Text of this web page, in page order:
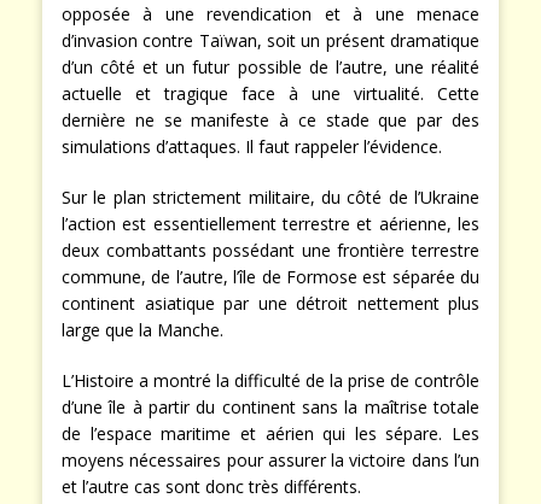
opposée à une revendication et à une menace
d’invasion contre Taïwan, soit un présent dramatique
d’un côté et un futur possible de l’autre, une réalité
actuelle et tragique face à une virtualité. Cette
dernière ne se manifeste à ce stade que par des
simulations d’attaques. Il faut rappeler l’évidence.
Sur le plan strictement militaire, du côté de l’Ukraine
l’action est essentiellement terrestre et aérienne, les
deux combattants possédant une frontière terrestre
commune, de l’autre, l’île de Formose est séparée du
continent asiatique par une détroit nettement plus
large que la Manche.
L’Histoire a montré la difficulté de la prise de contrôle
d’une île à partir du continent sans la maîtrise totale
de l’espace maritime et aérien qui les sépare. Les
moyens nécessaires pour assurer la victoire dans l’un
et l’autre cas sont donc très différents.